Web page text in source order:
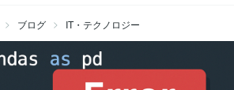
ブログ IT・テクノロジー